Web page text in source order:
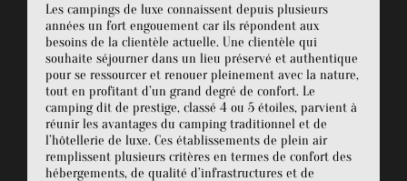
Les campings de luxe connaissent depuis plusieurs
années un fort engouement car ils répondent aux
besoins de la clientèle actuelle. Une clientèle qui
souhaite séjourner dans un lieu préservé et authentique
pour se ressourcer et renouer pleinement avec la nature,
tout en profitant d’un grand degré de confort. Le
camping dit de prestige, classé 4 ou 5 étoiles, parvient à
réunir les avantages du camping traditionnel et de
l’hôtellerie de luxe. Ces établissements de plein air
remplissent plusieurs critères en termes de confort des
hébergements, de qualité d’infrastructures et de